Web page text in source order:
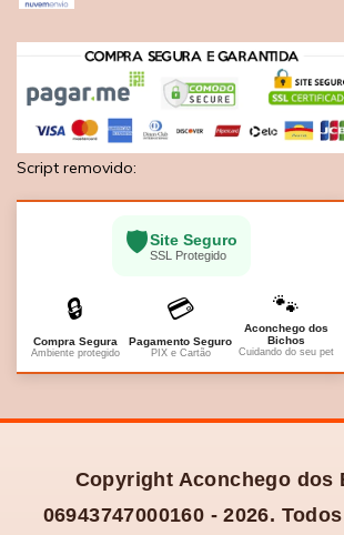
Script removido:
🛡️Site Seguro
SSL Protegido
🔒
Compra Segura
Ambiente protegido
💳
Pagamento Seguro
PIX e Cartão
🐾
Aconchego dos
Bichos
Cuidando do seu pet
Copyright Aconchego dos
06943747000160 - 2026.